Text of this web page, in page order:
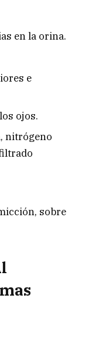
en la orina.
e
ojos.
nitrógeno
sobre